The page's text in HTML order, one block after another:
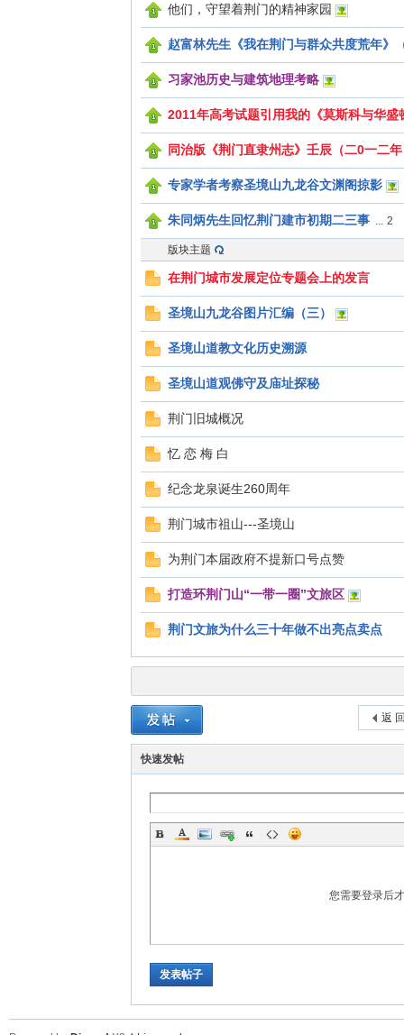
他们，守望着荆门的精神家园
赵富林先生《我在荆门与群众共度荒年》
习家池历史与建筑地理考略
2011年高考试题引用我的《莫斯科与华盛
同治版《荆门直隶州志》壬辰（二0一二
专家学者考察圣境山九龙谷文渊阁掠影
朱同炳先生回忆荆门建市初期二三事 ... 2
版块主题
在荆门城市发展定位专题会上的发言
圣境山九龙谷图片汇编（三）
圣境山道教文化历史溯源
圣境山道观佛守及庙址探秘
荆门旧城概况
忆 恋 梅 白
纪念龙泉诞生260周年
荆门城市祖山---圣境山
为荆门本届政府不提新口号点赞
打造环荆门山“一带一圈”文旅区
荆门文旅为什么三十年做不出亮点卖点
返
快速发帖
您需要登录后
发表帖子